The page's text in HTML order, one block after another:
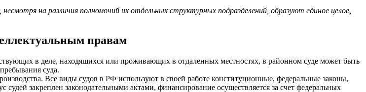
на различия полномочий их отдельных структурных подразделений, образуют единое целое,
правам
в деле, находящихся или проживающих в отдаленных местностях, в районном суде может быть
суда.
Все виды судов в РФ используют в своей работе конституционные, федеральные законы,
закреплен законодательными актами, финансирование осуществляется за счет федеральных